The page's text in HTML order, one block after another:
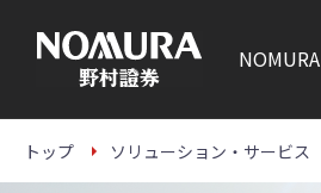
NOMURA
トップ ソリューション・サービス